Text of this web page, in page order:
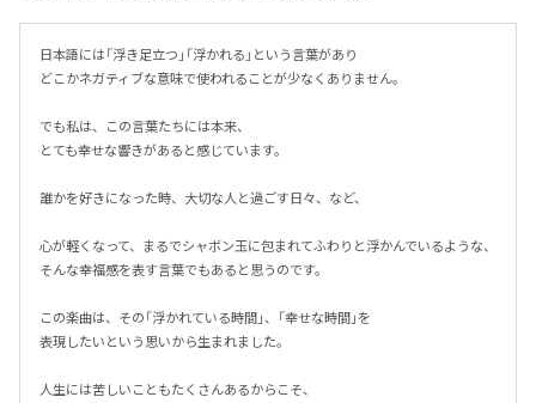
日本語には「浮き足立つ」「浮かれる」という言葉があり
どこかネガティブな意味で使われることが少なくありません。
でも私は、この言葉たちには本来、
とても幸せな響きがあると感じています。
誰かを好きになった時、大切な人と過ごす日々、など、
心が軽くなって、まるでシャボン玉に包まれてふわりと浮かんでいるような、
そんな幸福感を表す言葉でもあると思うのです。
この楽曲は、その「浮かれている時間」、「幸せな時間」を
表現したいという思いから生まれました。
人生には苦しいこともたくさんあるからこそ、